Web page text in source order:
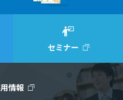
セミナー
情報